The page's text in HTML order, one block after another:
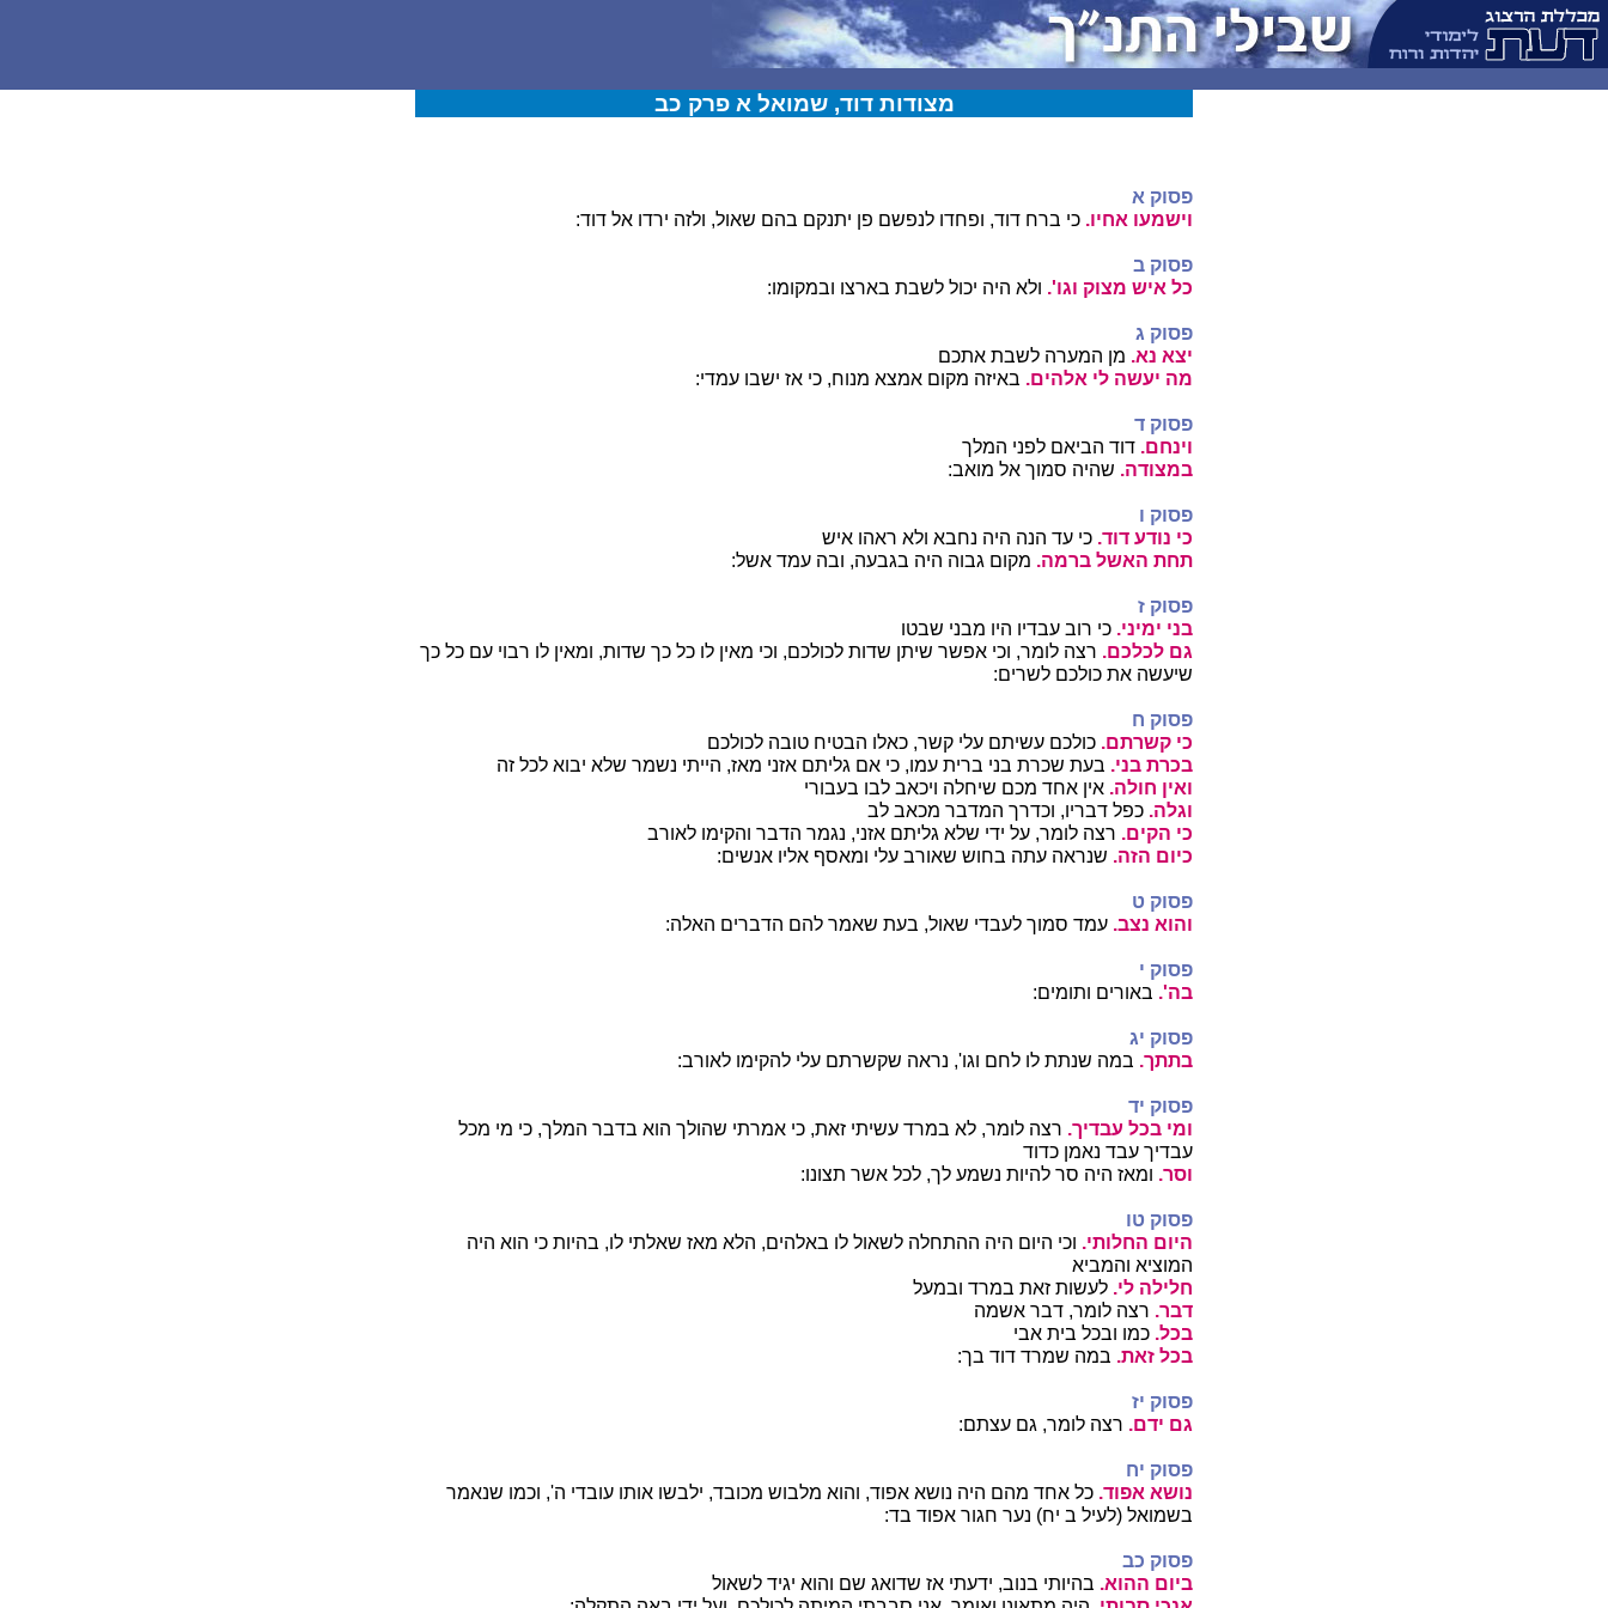
מצודות דוד, שמואל א פרק כב
פסוק א
וישמעו אחיו. כי ברח דוד, ופחדו לנפשם פן יתנקם בהם שאול, ולזה ירדו אל דוד:
פסוק ב
כל איש מצוק וגו'. ולא היה יכול לשבת בארצו ובמקומו:
פסוק ג
יצא נא. מן המערה לשבת אתכם
מה יעשה לי אלהים. באיזה מקום אמצא מנוח, כי אז ישבו עמדי:
פסוק ד
וינחם. דוד הביאם לפני המלך
במצודה. שהיה סמוך אל מואב:
פסוק ו
כי נודע דוד. כי עד הנה היה נחבא ולא ראהו איש
תחת האשל ברמה. מקום גבוה היה בגבעה, ובה עמד אשל:
פסוק ז
בני ימיני. כי רוב עבדיו היו מבני שבטו
גם לכלכם. רצה לומר, וכי אפשר שיתן שדות לכולכם, וכי מאין לו כל כך שדות, ומאין לו רבוי עם כל כך
שיעשה את כולכם לשרים:
פסוק ח
כי קשרתם. כולכם עשיתם עלי קשר, כאלו הבטיח טובה לכולכם
בכרת בני. בעת שכרת בני ברית עמו, כי אם גליתם אזני מאז, הייתי נשמר שלא יבוא לכל זה
ואין חולה. אין אחד מכם שיחלה ויכאב לבו בעבורי
וגלה. כפל דבריו, וכדרך המדבר מכאב לב
כי הקים. רצה לומר, על ידי שלא גליתם אזני, נגמר הדבר והקימו לאורב
כיום הזה. שנראה עתה בחוש שאורב עלי ומאסף אליו אנשים:
פסוק ט
והוא נצב. עמד סמוך לעבדי שאול, בעת שאמר להם הדברים האלה:
פסוק י
בה'. באורים ותומים:
פסוק יג
בתתך. במה שנתת לו לחם וגו', נראה שקשרתם עלי להקימו לאורב:
פסוק יד
ומי בכל עבדיך. רצה לומר, לא במרד עשיתי זאת, כי אמרתי שהולך הוא בדבר המלך, כי מי מכל
עבדיך עבד נאמן כדוד
וסר. ומאז היה סר להיות נשמע לך, לכל אשר תצונו:
פסוק טו
היום החלותי. וכי היום היה ההתחלה לשאול לו באלהים, הלא מאז שאלתי לו, בהיות כי הוא היה
המוציא והמביא
חלילה לי. לעשות זאת במרד ובמעל
דבר. רצה לומר, דבר אשמה
בכל. כמו ובכל בית אבי
בכל זאת. במה שמרד דוד בך:
פסוק יז
גם ידם. רצה לומר, גם עצתם:
פסוק יח
נושא אפוד. כל אחד מהם היה נושא אפוד, והוא מלבוש מכובד, ילבשו אותו עובדי ה', וכמו שנאמר
בשמואל (לעיל ב יח) נער חגור אפוד בד:
פסוק כב
ביום ההוא. בהיותי בנוב, ידעתי אז שדואג שם והוא יגיד לשאול